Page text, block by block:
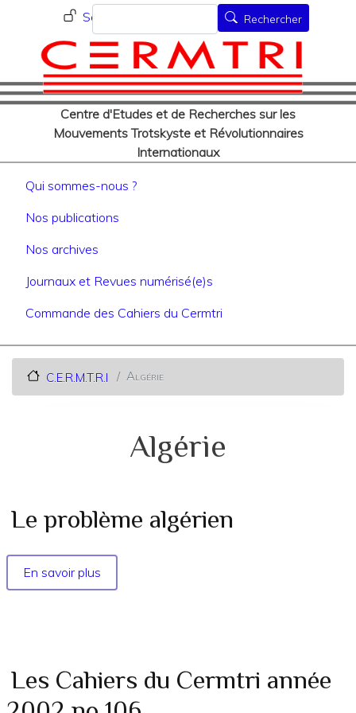
au
contenu
principal
Menu du compte de
Se connecter
Centre d'Etudes et de Recherches sur les
Mouvements Trotskyste et Révolutionnaires
Internationaux
Rechercher Rechercher
Navigation principale
Qui sommes-nous ?
Nos publications
Nos archives
Journaux et Revues numérisé(e)s
Commande des Cahiers du Cermtri
C.E.R.M.T.R.I Algérie
Algérie
Le problème algérien
En savoir plus
Le
Les Cahiers du Cermtri année